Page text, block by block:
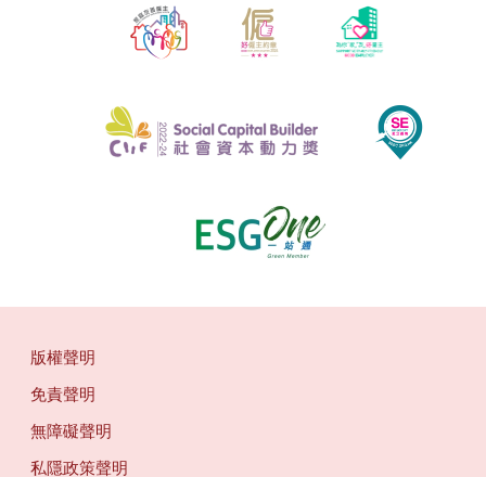
版權聲明
免責聲明
無障礙聲明
私隱政策聲明